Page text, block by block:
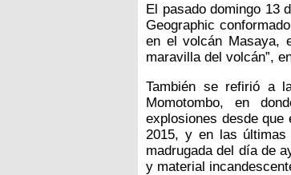
El pasado domingo 13
Geographic
en el volcán Masaya,
maravilla del volcán”,
También se refirió a
Momotombo, en
explosiones desde
2015, y en las
madrugada del día de
y material